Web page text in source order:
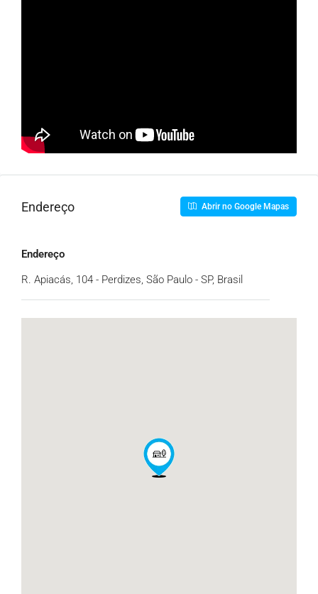
Endereço Abrir no Google Mapas
Endereço
R. Apiacás, 104 - Perdizes, São Paulo - SP, Brasil